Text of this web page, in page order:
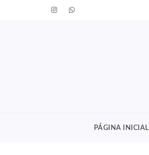
PÁGINA INICIAL